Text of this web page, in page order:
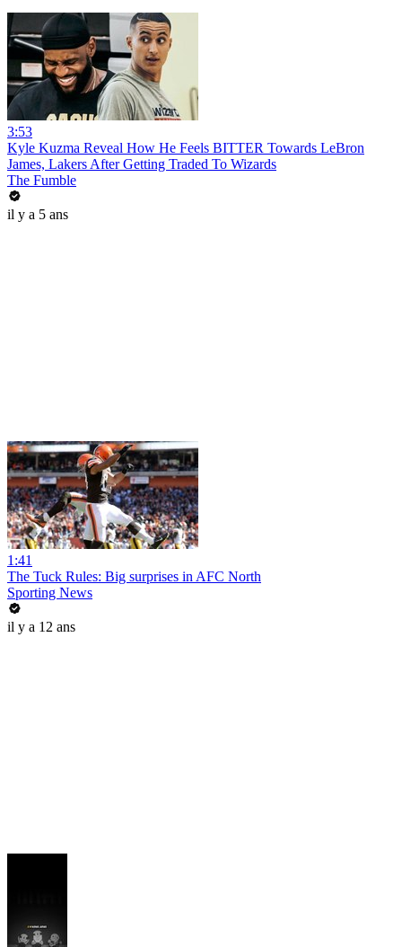
3:53
Kyle Kuzma Reveal How He Feels BITTER Towards LeBron
James, Lakers After Getting Traded To Wizards
The Fumble
il y a 5 ans
1:41
The Tuck Rules: Big surprises in AFC North
Sporting News
il y a 12 ans